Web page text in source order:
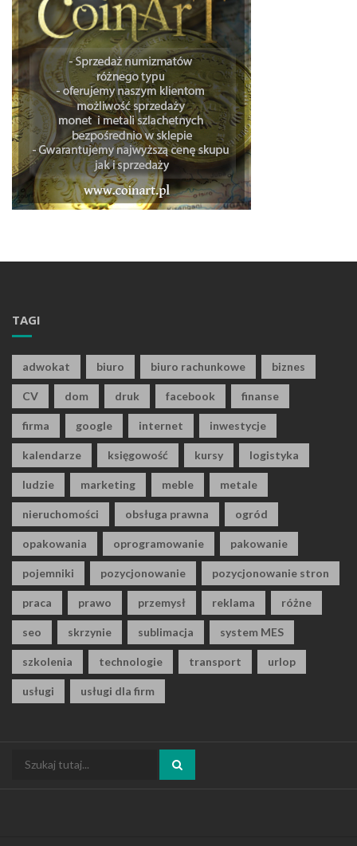
TAGI
adwokat biuro biuro rachunkowe biznes
CV dom druk facebook finanse
firma google internet inwestycje
kalendarze księgowość kursy logistyka
ludzie marketing meble metale
nieruchomości obsługa prawna ogród
opakowania oprogramowanie pakowanie
pojemniki pozycjonowanie pozycjonowanie stron
praca prawo przemysł reklama różne
seo skrzynie sublimacja system MES
szkolenia technologie transport urlop
usługi usługi dla firm